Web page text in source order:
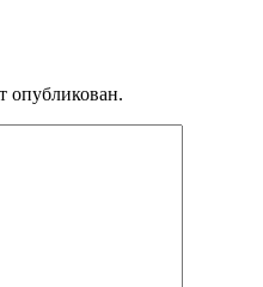
опубликован.